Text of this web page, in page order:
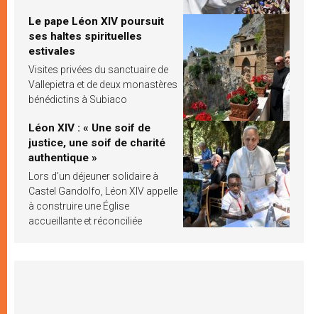
Le pape Léon XIV poursuit
ses haltes spirituelles
estivales
Visites privées du sanctuaire de
Vallepietra et de deux monastères
bénédictins à Subiaco
Léon XIV : « Une soif de
justice, une soif de charité
authentique »
Lors d’un déjeuner solidaire à
Castel Gandolfo, Léon XIV appelle
à construire une Église
accueillante et réconciliée